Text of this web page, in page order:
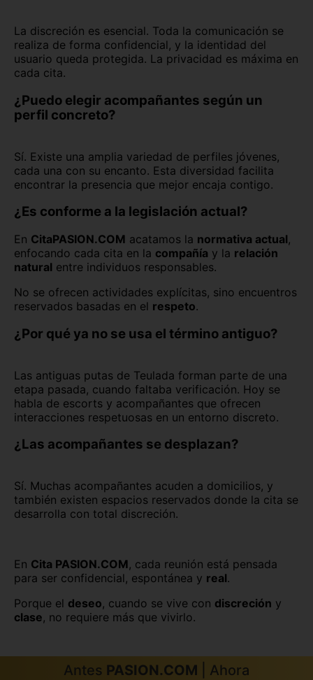
La discreción es esencial. Toda la comunicación se
realiza de forma confidencial, y la identidad del
usuario queda protegida. La privacidad es máxima en
cada cita.
¿Puedo elegir acompañantes según un
perfil concreto?
Sí. Existe una amplia variedad de perfiles jóvenes,
cada una con su encanto. Esta diversidad facilita
encontrar la presencia que mejor encaja contigo.
¿Es conforme a la legislación actual?
En CitaPASION.COM acatamos la normativa actual,
enfocando cada cita en la compañía y la relación
natural entre individuos responsables.
No se ofrecen actividades explícitas, sino encuentros
reservados basadas en el respeto.
¿Por qué ya no se usa el término antiguo?
Las antiguas putas de Teulada forman parte de una
etapa pasada, cuando faltaba verificación. Hoy se
habla de escorts y acompañantes que ofrecen
interacciones respetuosas en un entorno discreto.
¿Las acompañantes se desplazan?
Sí. Muchas acompañantes acuden a domicilios, y
también existen espacios reservados donde la cita se
desarrolla con total discreción.
En Cita PASION.COM, cada reunión está pensada
para ser confidencial, espontánea y real.
Porque el deseo, cuando se vive con discreción y
clase, no requiere más que vivirlo.
Antes PASION.COM | Ahora